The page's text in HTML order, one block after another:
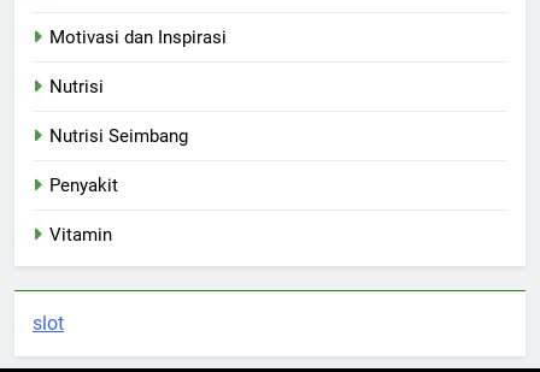
Motivasi dan Inspirasi
Nutrisi
Nutrisi Seimbang
Penyakit
Vitamin
slot